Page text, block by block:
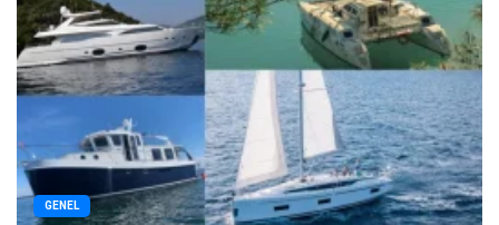
GENEL